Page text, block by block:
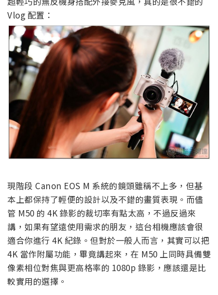
Vlog 配置：
現階段 Canon EOS M 系統的鏡頭雖稱不上多，但基
本上都保持了輕便的設計以及不錯的畫質表現。而儘
管 M50 的 4K 錄影的裁切率有點太高，不過反過來
講，如果有望遠使用需求的朋友，這台相機應該會很
適合你進行 4K 紀錄。但對於一般人而言，其實可以把
4K 當作附屬功能，畢竟講起來，在 M50 上同時具備雙
像素相位對焦與更高格率的 1080p 錄影，應該還是比
較實用的選擇。